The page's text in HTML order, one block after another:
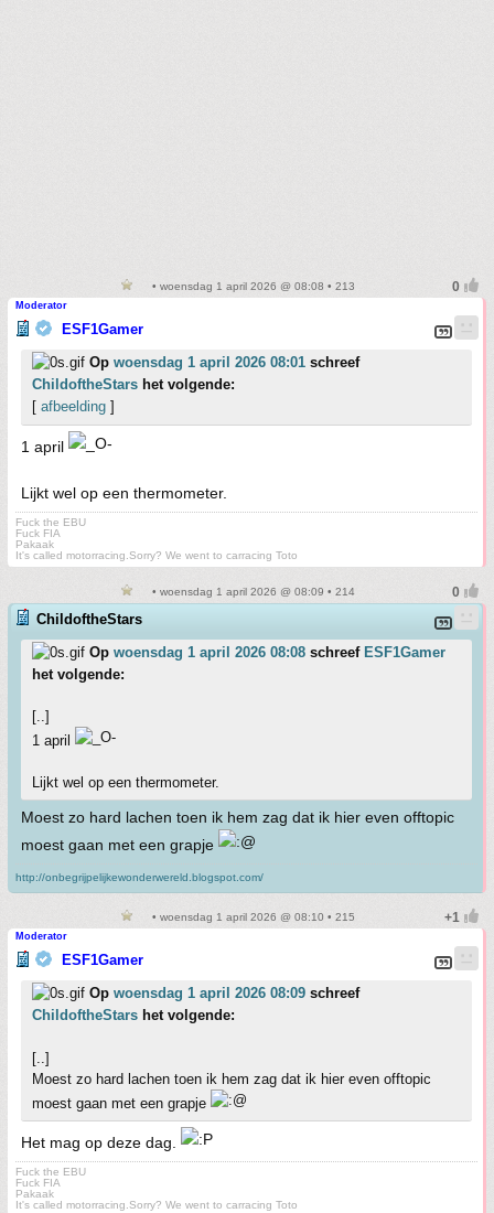
• woensdag 1 april 2026 @ 08:08 • 213
Moderator
ESF1Gamer
Op woensdag 1 april 2026 08:01 schreef
ChildoftheStars het volgende:
[ afbeelding ]
1 april
Lijkt wel op een thermometer.
Fuck the EBU
Fuck FIA
Pakaak
It's called motorracing.Sorry? We went to carracing Toto
• woensdag 1 april 2026 @ 08:09 • 214
ChildoftheStars
Op woensdag 1 april 2026 08:08 schreef ESF1Gamer
het volgende:
[..]
1 april
Lijkt wel op een thermometer.
Moest zo hard lachen toen ik hem zag dat ik hier even offtopic
moest gaan met een grapje
http://onbegrijpelijkewonderwereld.blogspot.com/
• woensdag 1 april 2026 @ 08:10 • 215
Moderator
ESF1Gamer
Op woensdag 1 april 2026 08:09 schreef
ChildoftheStars het volgende:
[..]
Moest zo hard lachen toen ik hem zag dat ik hier even offtopic
moest gaan met een grapje
Het mag op deze dag.
Fuck the EBU
Fuck FIA
Pakaak
It's called motorracing.Sorry? We went to carracing Toto